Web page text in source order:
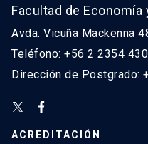
Facultad de
Avda. Vicuña Mackenna
Teléfono: +56 2 2354
Dirección de Postgrado:
ACREDITACIÓN